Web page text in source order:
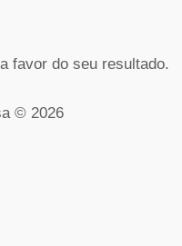
favor do seu resultado.
© 2026